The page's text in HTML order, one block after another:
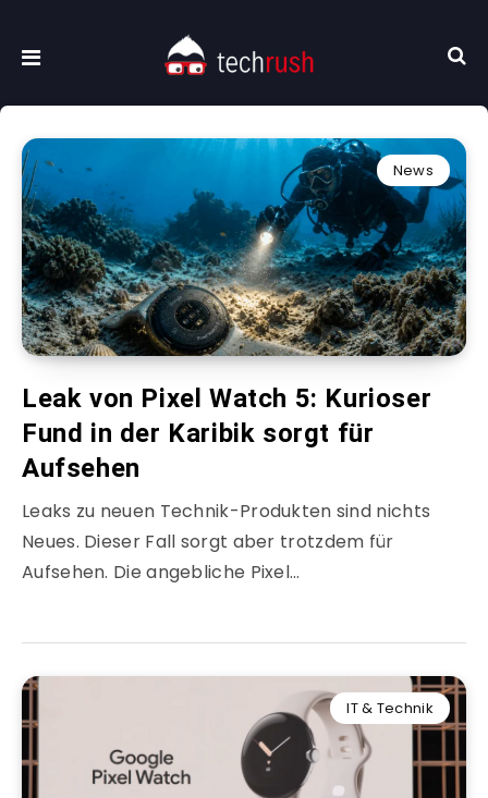
News
Leak von Pixel Watch 5: Kurioser
Fund in der Karibik sorgt für
Aufsehen
Leaks zu neuen Technik-Produkten sind nichts
Neues. Dieser Fall sorgt aber trotzdem für
Aufsehen. Die angebliche Pixel…
IT & Technik